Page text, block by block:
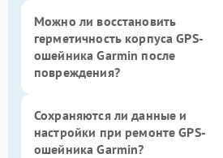
Можно ли восстановить
герметичность корпуса GPS-
ошейника Garmin после
повреждения?
Сохраняются ли данные и
настройки при ремонте GPS-
ошейника Garmin?